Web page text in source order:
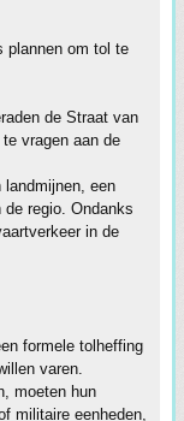
plannen om tol te
de Straat van
vragen aan de
een
regio. Ondanks
in de
formele tolheffing
varen.
moeten hun
militaire eenheden,